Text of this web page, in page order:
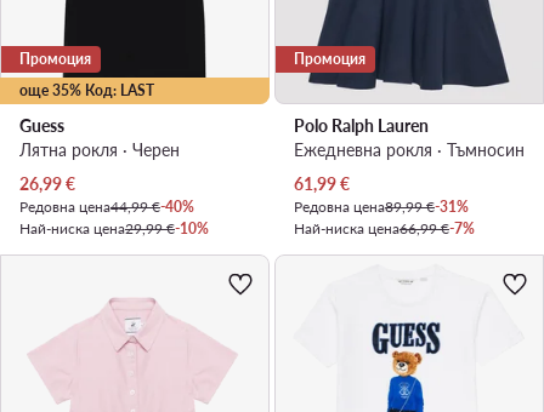
още 35% Код: LAST
Промоция
Guess
Лятна рокля · Черен
Актуална цена
26,99€
Редовна цена44,99 €-40%
Най-ниска цена29,99 €-10%
Промоция
Polo Ralph Lauren
Ежедневна рокля · Тъмносин
Актуална цена
61,99€
Редовна цена89,99 €-31%
Най-ниска цена66,99 €-7%